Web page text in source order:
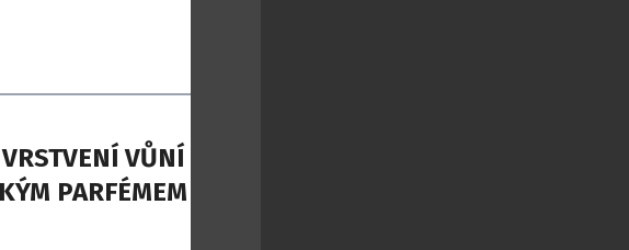
VŮNÍ S
PARFÉMEM THE